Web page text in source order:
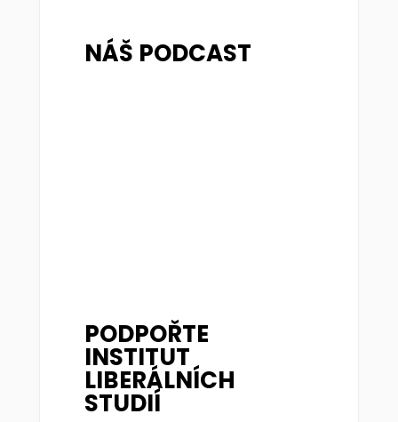
NÁŠ PODCAST
PODPOŘTE
INSTITUT
LIBERÁLNÍCH
STUDIÍ